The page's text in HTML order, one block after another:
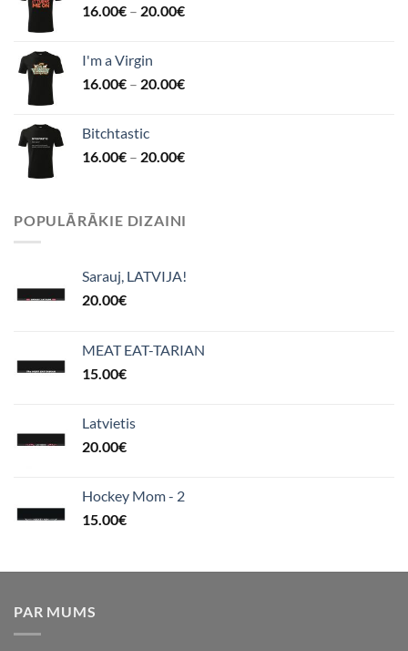
16.00€ – 20.00€
I'm a Virgin
16.00€ – 20.00€
Bitchtastic
16.00€ – 20.00€
POPULĀRĀKIE DIZAINI
Sarauj, LATVIJA!
20.00€
MEAT EAT-TARIAN
15.00€
Latvietis
20.00€
Hockey Mom - 2
15.00€
PAR MUMS